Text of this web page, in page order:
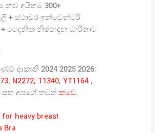
නව අයිතම 300+
+ ස්ථාවර ඉන්වෙන්ටරි
+ දෛනික නිෂ්පාදන ධාරිතාව
ආකෘති 2024 2025 2026:
, N2272,T1340,YT1164 ,
සහ අපගේ තවත්කඩේ.
heavy breast
Bra